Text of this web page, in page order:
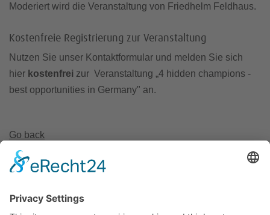
Moderiert wird die Veranstaltung von Friedhelm Feldhaus.
Kostenfreie Registrierung zur Veranstaltung
Nutzen Sie unser Kontaktformular und melden Sie sich
hier kostenfrei zur Veranstaltung „4 hidden champions -
best opportunities in Germany" an.
Go back